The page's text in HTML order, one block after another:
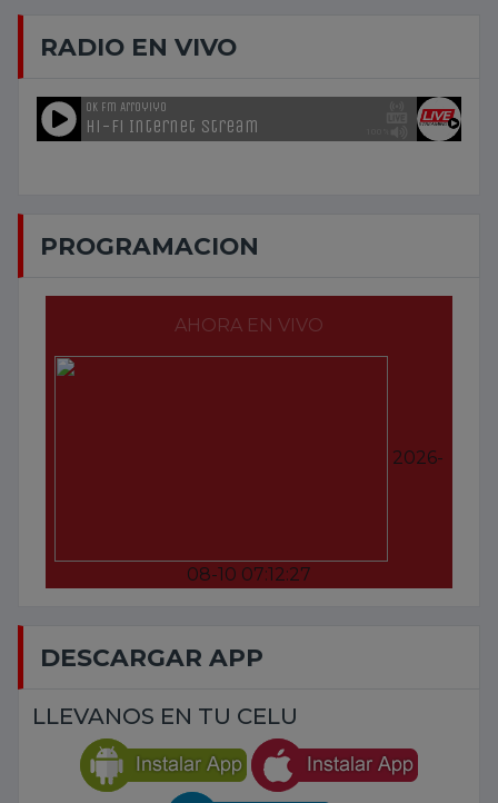
RADIO EN VIVO
PROGRAMACION
AHORA EN VIVO
2026-
08-10 07:12:27
DESCARGAR APP
LLEVANOS EN TU CELU